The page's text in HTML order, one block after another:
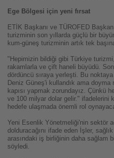
Ege Bölgesi için yeni fırsat
ETİK Başkanı ve TÜROFED
turizminin son yıllarda güçlü bir
kum-güneş turizminin artık tek
"Hepimizin bildiği gibi Türkiye
rakamlarla ve çift haneli büyüdü.
dördüncü sıraya yerleşti. Bu
Deniz Güneş'i kullandık ama doyma
kapısı yapmak zorundayız. Çünkü
ve 100 milyar dolar gelir." ifadelerini
hedefe ulaşmada önemli rol
Yeni Esenlik Yönetmeliği'nin sektör
dolduracağını ifade eden İşler,
arasındaki iş birliğinin daha sağlam
söyledi.